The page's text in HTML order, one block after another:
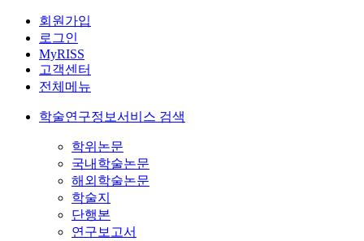
회원가입
로그인
MyRISS
고객센터
전체메뉴
학술연구정보서비스 검색
학위논문
국내학술논문
해외학술논문
학술지
단행본
연구보고서